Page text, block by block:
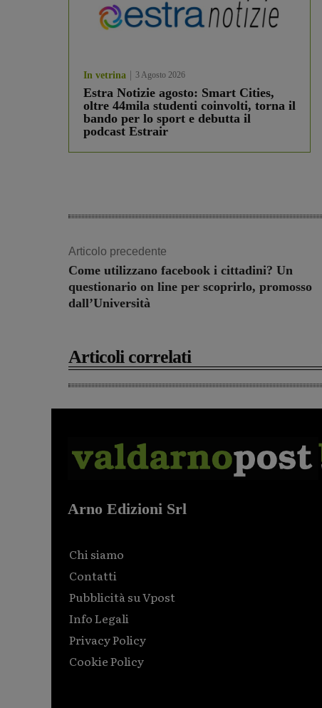
In vetrina 3 Agosto 2026
Estra Notizie agosto: Smart Cities,
oltre 44mila studenti coinvolti, torna il
bando per lo sport e debutta il
podcast Estrair
Articolo precedente
Come utilizzano facebook i cittadini? Un
questionario on line per scoprirlo, promosso
dall’Università
Articoli correlati
Arno Edizioni Srl
Chi siamo
Contatti
Pubblicità su Vpost
Info Legali
Privacy Policy
Cookie Policy